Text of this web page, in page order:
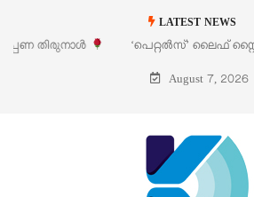
LATEST NEWS
‘പെറ്റൽസ്’ ലൈഫ് സ്റ്റൈൽ
പെരുമാനൂരിൽ
August 7, 2026